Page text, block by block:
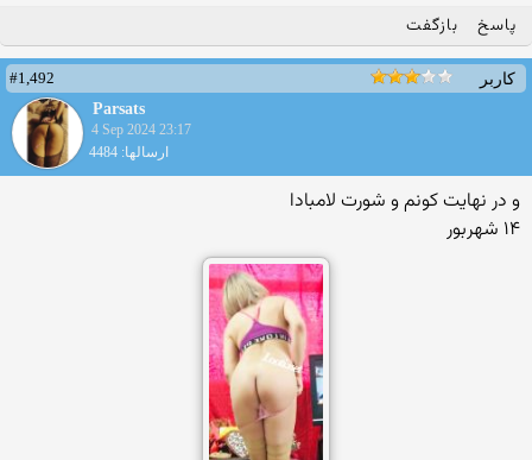
پاسخ بازگفت
کاربر
#1,492
Parsats
4 Sep 2024 23:17
ارسالها: 4484
و در نهایت کونم و شورت لامبادا
۱۴ شهربور